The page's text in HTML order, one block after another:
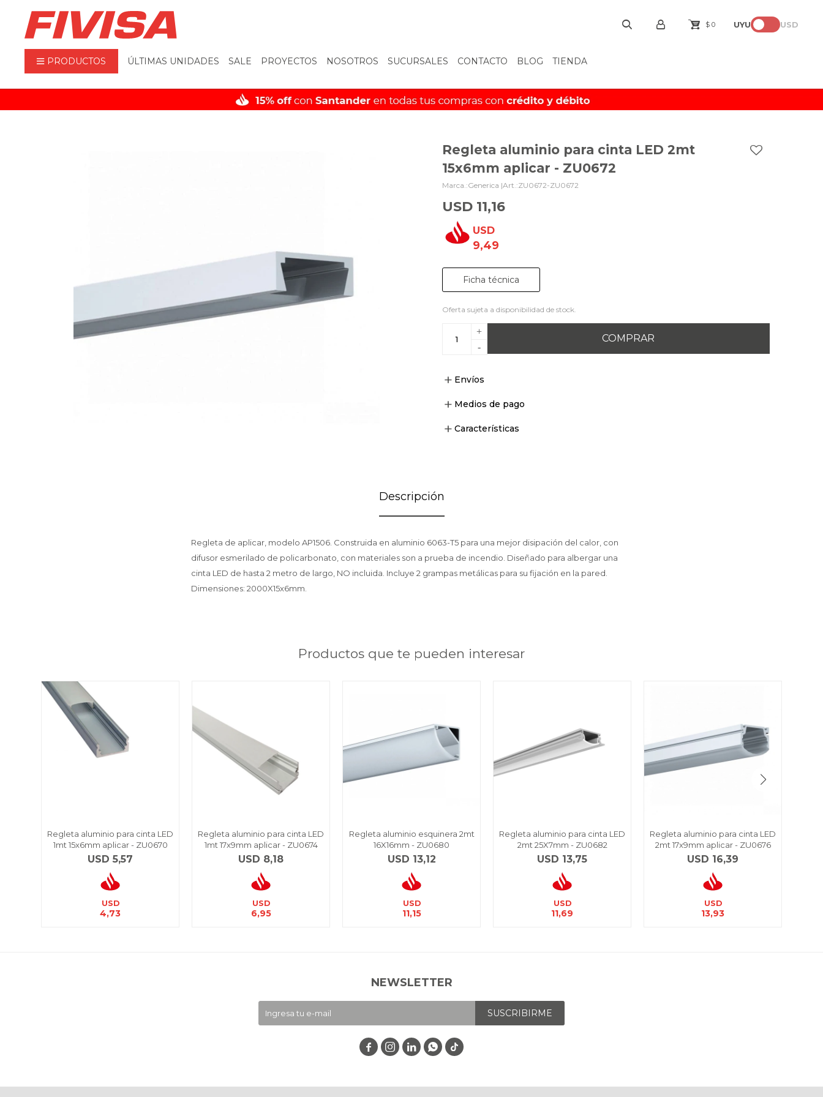
PRODUCTOS ÚLTIMAS UNIDADES SALE PROYECTOS NOSOTROS SUCURSALES CONTACTO BLOG TIENDA
$ 0 UYU USD
Regleta aluminio para cinta LED 2mt
15x6mm aplicar - ZU0672
Generica | ZU0672-ZU0672
USD 11,16
USD
9,49
Ficha técnica
Oferta sujeta a disponibilidad de stock.
+
-
COMPRAR
Envíos
Medios de pago
Características
Descripción
Regleta de aplicar, modelo AP1506. Construida en aluminio 6063-T5 para una mejor disipación del calor, con
difusor esmerilado de policarbonato, con materiales son a prueba de incendio. Diseñado para albergar una
cinta LED de hasta 2 metro de largo, NO incluida. Incluye 2 grampas metálicas para su fijación en la pared.
Dimensiones: 2000X15x6mm.
Productos que te pueden interesar
Regleta aluminio para cinta LED
1mt 15x6mm aplicar - ZU0670
USD 5,57
USD
4,73
Regleta aluminio para cinta LED
1mt 17x9mm aplicar - ZU0674
USD 8,18
USD
6,95
Regleta aluminio esquinera 2mt
16X16mm - ZU0680
USD 13,12
USD
11,15
Regleta aluminio para cinta LED
2mt 25X7mm - ZU0682
USD 13,75
USD
11,69
Regleta aluminio para cinta LED
2mt 17x9mm aplicar - ZU0676
USD 16,39
USD
13,93
NEWSLETTER
SUSCRIBIRME
   